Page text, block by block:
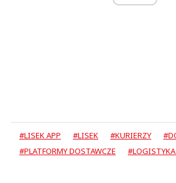
#LISEK APP #LISEK #KURIERZY
#PLATFORMY DOSTAWCZE